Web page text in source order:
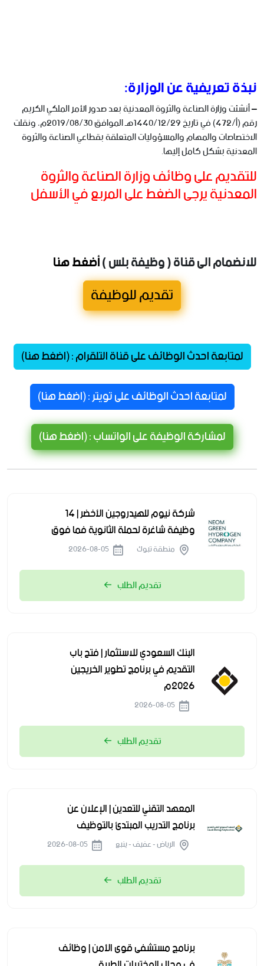
نبذة تعريفية عن الوزارة:
– أنشئت وزارة الصناعة والثروة المعدنية بعد صدور الأمر الملكي الكريم
رقم (أ/472) في تاريخ 1440/12/29هـ الموافق 2019/08/30م، ونقلت
الاختصاصات والمهام والمسؤوليات المتعلقة بقطاعي الصناعة والثروة
المعدنية بشكل كامل إليها.
للتقديم على وظائف وزارة الصناعة والثروة
المعدنية يرجى الضغط على المربع في الأسفل
للانضمام الى قناة ( وظيفة بلس )أضغط هنا
تقديم للوظيفة
لمتابعة احدث الوظائف على قناة التلقرام : (اضغط هنا)
لمتابعة احدث الوظائف على تويتر : (اضغط هنا)
لمشاركة الوظيفة على الواتساب : (اضغط هنا)
شركة نيوم للهيدروجين الأخضر | 14
وظيفة شاغرة لحملة الثانوية فما فوق
منطقة تبوك
تقديم الطلب
البنك السعودي للاستثمار | فتح باب
التقديم في برنامج تطوير الخريجين
2026م
تقديم الطلب
المعهد التقني للتعدين | الإعلان عن
برنامج التدريب المبتدئ بالتوظيف
الرياض - عفيف - ينبع
تقديم الطلب
برنامج مستشفى قوى الأمن | وظائف